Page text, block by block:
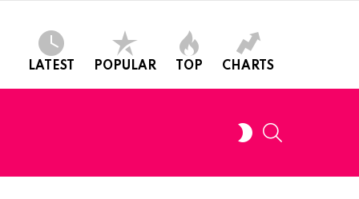
LATEST POPULAR TOP CHARTS
SWITCH
SKIN